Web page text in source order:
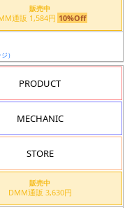
販売中
DMM通販 1,584円 10%Off
）
PRODUCT
MECHANIC
STORE
販売中
DMM通販 3,630円